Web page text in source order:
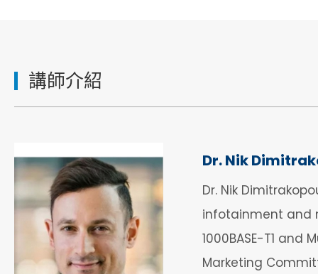
講師介紹
Dr. Nik
Dr. Nik
infotainment and
1000BASE-T1
Marketing